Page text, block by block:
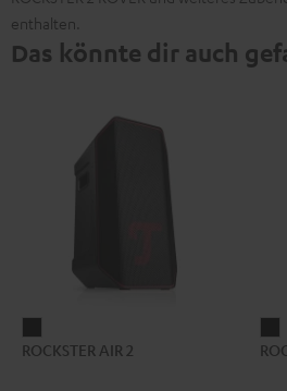
enthalten.
Das könnte dir auch
AIR
ROCKSTER AIR 2